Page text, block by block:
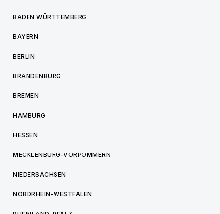
BADEN WÜRTTEMBERG
BAYERN
BERLIN
BRANDENBURG
BREMEN
HAMBURG
HESSEN
MECKLENBURG-VORPOMMERN
NIEDERSACHSEN
NORDRHEIN-WESTFALEN